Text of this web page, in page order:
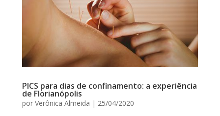
PICS para dias de confinamento: a experiência
de Florianópolis
por Verônica Almeida | 25/04/2020